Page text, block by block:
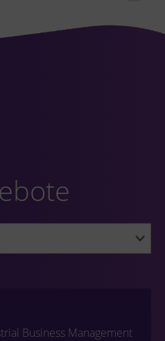
Business Management